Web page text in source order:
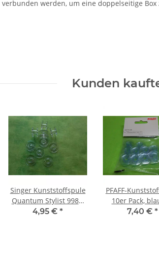
werden, um eine doppelseitige
Kunden
Singer Kunststoffspule
Quantum Stylist 9985,
9980, 9960
4,95 € *
PFAFF-
10er Pack,
7,40 € *